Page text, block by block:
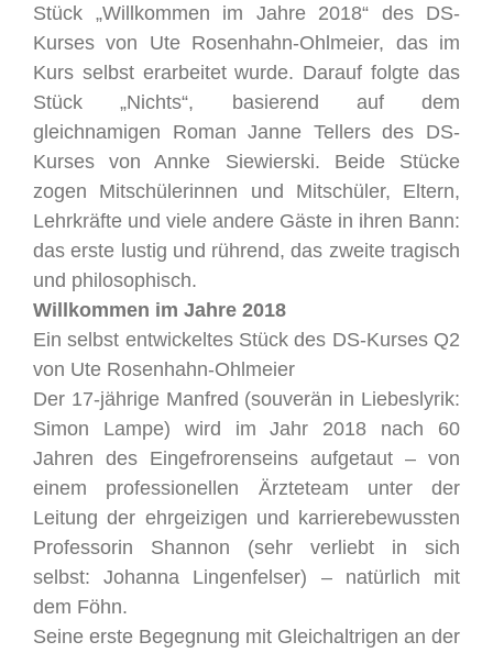
Stück „Willkommen im Jahre 2018“ des DS-
Kurses von Ute Rosenhahn-Ohlmeier, das im
Kurs selbst erarbeitet wurde. Darauf folgte das
Stück „Nichts“, basierend auf dem
gleichnamigen Roman Janne Tellers des DS-
Kurses von Annke Siewierski. Beide Stücke
zogen Mitschülerinnen und Mitschüler, Eltern,
Lehrkräfte und viele andere Gäste in ihren Bann:
das erste lustig und rührend, das zweite tragisch
und philosophisch.
Willkommen im Jahre 2018
Ein selbst entwickeltes Stück des DS-Kurses Q2
von Ute Rosenhahn-Ohlmeier
Der 17-jährige Manfred (souverän in Liebeslyrik:
Simon Lampe) wird im Jahr 2018 nach 60
Jahren des Eingefrorenseins aufgetaut – von
einem professionellen Ärzteteam unter der
Leitung der ehrgeizigen und karrierebewussten
Professorin Shannon (sehr verliebt in sich
selbst: Johanna Lingenfelser) – natürlich mit
dem Föhn.
Seine erste Begegnung mit Gleichaltrigen an der